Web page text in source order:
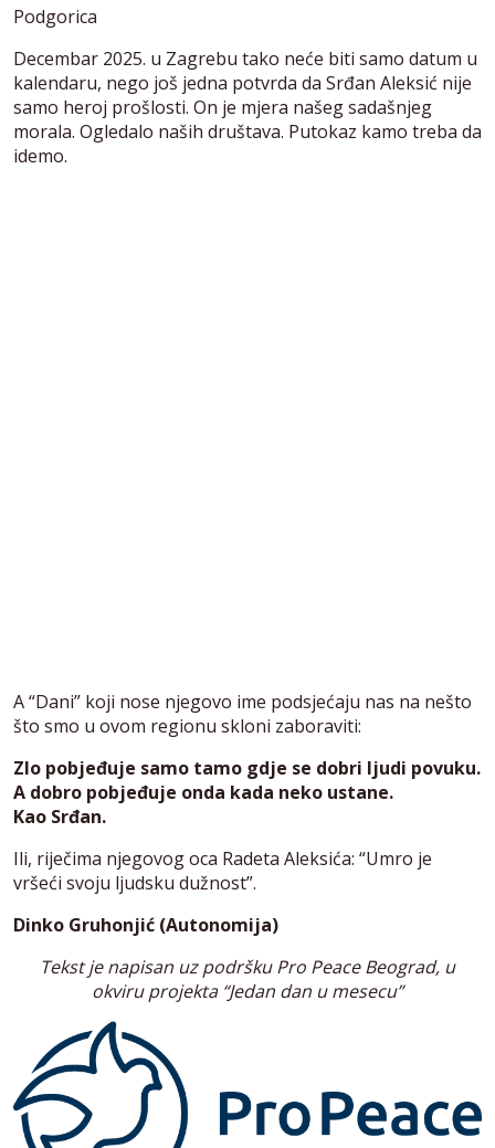
Podgorica
Decembar 2025. u Zagrebu tako neće biti samo datum u
kalendaru, nego još jedna potvrda da Srđan Aleksić nije
samo heroj prošlosti. On je mjera našeg sadašnjeg
morala. Ogledalo naših društava. Putokaz kamo treba da
idemo.
A “Dani” koji nose njegovo ime podsjećaju nas na nešto
što smo u ovom regionu skloni zaboraviti:
Zlo pobjeđuje samo tamo gdje se dobri ljudi povuku.
A dobro pobjeđuje onda kada neko ustane.
Kao Srđan.
Ili, riječima njegovog oca Radeta Aleksića: “Umro je
vršeći svoju ljudsku dužnost”.
Dinko Gruhonjić (Autonomija)
Tekst je napisan uz podršku Pro Peace Beograd, u
okviru projekta “Jedan dan u mesecu”